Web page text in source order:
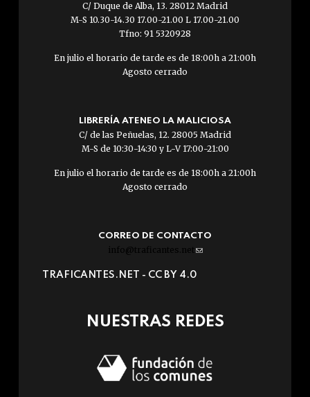
C/ Duque de Alba, 13. 28012 Madrid
M-S 10.30-14.30 17.00-21.00 L 17.00-21.00
Tfno: 91 5320928
En julio el horario de tarde es de 18:00h a 21:00h
Agosto cerrado
LIBRERÍA ATENEO LA MALICIOSA
C/ de las Peñuelas, 12. 28005 Madrid
M-S de 10:30-14:30 y L-V 17:00-21:00
En julio el horario de tarde es de 18:00h a 21:00h
Agosto cerrado
CORREO DE CONTACTO
info@traficantes.net (link
e-
TRAFICANTES.NET - CC BY 4.0
NUESTRAS REDES